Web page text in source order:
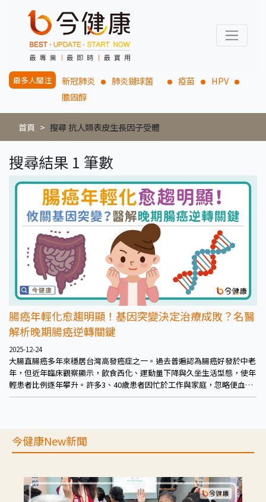
最多人關注 新冠肺炎 肺炎鏈球菌 疫苗
HPV
膽固醇
首頁 搜尋 抗人類表皮生長因子受體
搜尋結果 1 筆數
腸癌年輕化愈趨明顯！基因突變決定治療成敗？名醫
解析晚期腸癌逆轉關鍵
2025-12-24
大腸直腸癌多年來穩居台灣高發癌症之一。過去普遍認為腸癌好發於中老
年，但近年臨床觀察顯示，飲食西化、運動量下降與久坐生活型態，使年
輕患者比例逐年攀升。許多3、40歲患者因忙於工作與家庭，忽略便血、
排便習慣改變等警訊，確診時往往已合併轉移。台南市立醫院醫療副院長
今健康New新聞